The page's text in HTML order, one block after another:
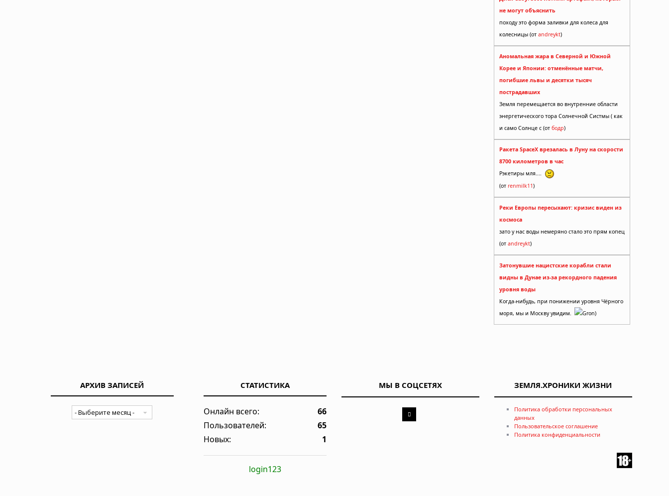
не могут объяснить
походу это форма заливки для колеса для
колесницы (от andreykt)
Аномальная жара в Северной и Южной
Корее и Японии: отменённые матчи,
погибшие львы и десятки тысяч
пострадавших
Земля перемещается во внутренние области
энергетического тора Солнечной Систмы ( как
и само Солнце с (от бодр)
Ракета SpaceX врезалась в Луну на скорости
8700 километров в час
Рэкетиры мля....
(от renmilk11)
Реки Европы пересыхают: кризис виден из
космоса
зато у нас воды немеряно стало это прям копец
(от andreykt)
Затонувшие нацистские корабли стали
видны в Дунае из-за рекордного падения
уровня воды
Когда-нибудь, при понижении уровня Чёрного
моря, мы и Москву увидим.
Gron)
АРХИВ ЗАПИСЕЙ СТАТИСТИКА
Онлайн всего:
66
Пользователей:
65
Новых:
1
login123
МЫ В СОЦСЕТЯХ ЗЕМЛЯ.ХРОНИКИ ЖИЗНИ
Политика обработки персональных
данных
Пользовательское соглашение
Политика конфиденциальности